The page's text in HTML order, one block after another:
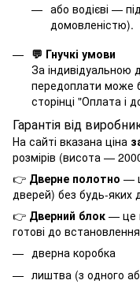
або водієві —
домовленістю).
💬 Гнучкі умови
За індивідуальною
передоплати може
сторінці "Оплата і
Гарантія від
На сайті вказана ціна
розмірів (висота —
👉 Дверне полотно —
дверей) без будь-яких
👉 Дверний блок — це
готові до
дверна коробка
лиштва (з одного